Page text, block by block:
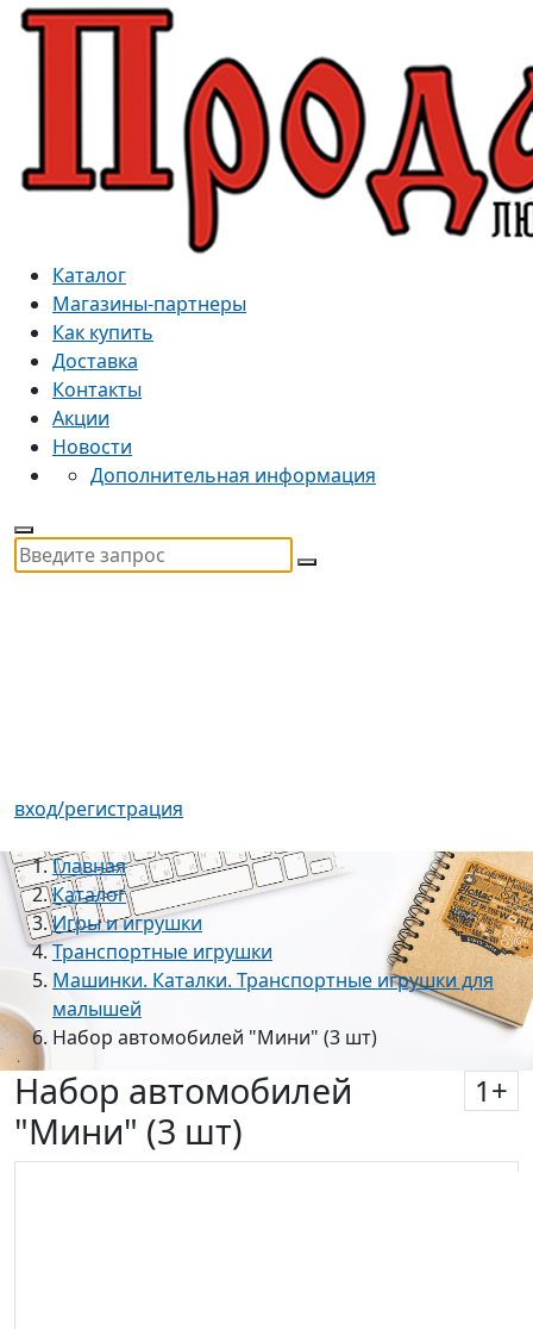
Каталог
Магазины-партнеры
Как купить
Доставка
Контакты
Акции
Новости
Дополнительная информация
вход/регистрация
Главная
Каталог
Игры и игрушки
Транспортные игрушки
Машинки. Каталки. Транспортные игрушки для
малышей
Набор автомобилей "Мини" (3 шт)
Набор автомобилей
"Мини" (3 шт)
1+